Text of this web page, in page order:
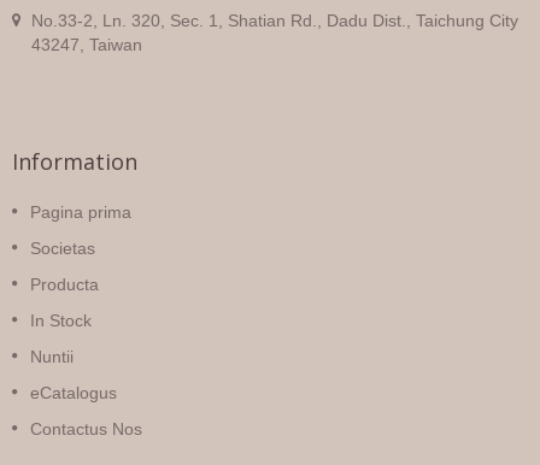
No.33-2, Ln. 320, Sec. 1, Shatian Rd., Dadu Dist., Taichung City
43247, Taiwan
Information
Pagina prima
Societas
Producta
In Stock
Nuntii
eCatalogus
Contactus Nos